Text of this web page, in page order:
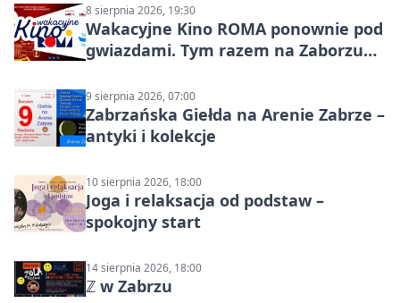
8 sierpnia 2026, 19:30
Wakacyjne Kino ROMA ponownie pod
gwiazdami. Tym razem na Zaborzu
9 sierpnia 2026, 07:00
Zabrzańska Giełda na Arenie Zabrze –
antyki i kolekcje
10 sierpnia 2026, 18:00
Joga i relaksacja od podstaw –
spokojny start
14 sierpnia 2026, 18:00
ℤ w Zabrzu